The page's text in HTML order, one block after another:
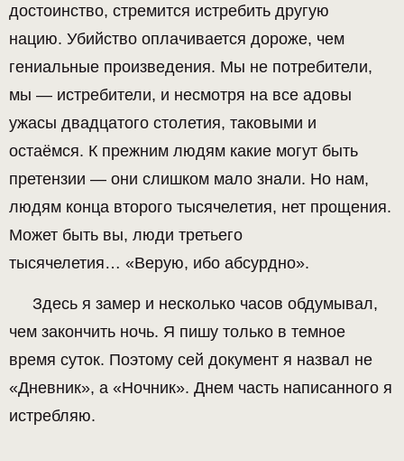
достоинство, стремится истребить другую
нацию. Убийство оплачивается дороже, чем
гениальные произведения. Мы не потребители,
мы — истребители, и несмотря на все адовы
ужасы двадцатого столетия, таковыми и
остаёмся. К прежним людям какие могут быть
претензии — они слишком мало знали. Но нам,
людям конца второго тысячелетия, нет прощения.
Может быть вы, люди третьего
тысячелетия… «Верую, ибо абсурдно».
Здесь я замер и несколько часов обдумывал,
чем закончить ночь. Я пишу только в темное
время суток. Поэтому сей документ я назвал не
«Дневник», а «Ночник». Днем часть написанного я
истребляю.